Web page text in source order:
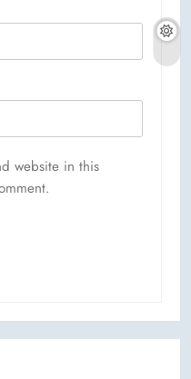
website in this